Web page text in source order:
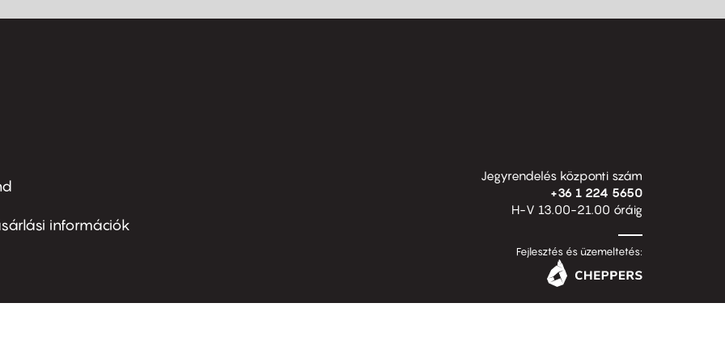
információk
Jegyrendelés központi szám
+36 1 224 5650
H-V 13.00-21.00 óráig
Fejlesztés és üzemeltetés: